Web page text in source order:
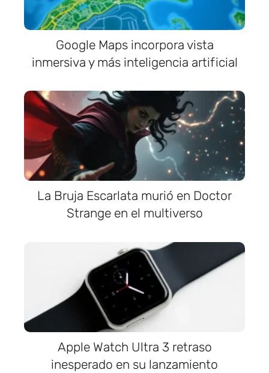
Google Maps incorpora vista
inmersiva y más inteligencia artificial
La Bruja Escarlata murió en Doctor
Strange en el multiverso
Apple Watch Ultra 3 retraso
inesperado en su lanzamiento